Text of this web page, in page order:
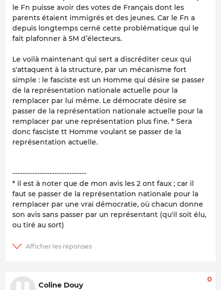
le Fn puisse avoir des votes de Français dont les
parents étaient immigrés et des jeunes. Car le Fn a
depuis longtemps cerné cette problématique qui le
fait plafonner à 5M d’électeurs.
Le voilà maintenant qui sert a discréditer ceux qui
s'attaquent à la structure, par un mécanisme fort
simple : le fasciste est un Homme qui désire se passer
de la représentation nationale actuelle pour la
remplacer par lui même. Le démocrate désire se
passer de la représentation nationale actuelle pour la
remplacer par une représentation plus fine. * Sera
donc fasciste tt Homme voulant se passer de la
représentation actuelle.
------------------------------
* il est à noter que de mon avis les 2 ont faux ; car il
faut se passer de la représentation nationale pour la
remplacer par une vrai démocratie, où chacun donne
son avis sans passer par un représentant (qu'il soit élu,
ou tiré au sort)
Coline Douy
0